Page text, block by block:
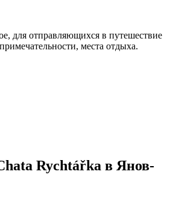
для отправляющихся в путешествие
места отдыха.
Rychtářka в Янов-